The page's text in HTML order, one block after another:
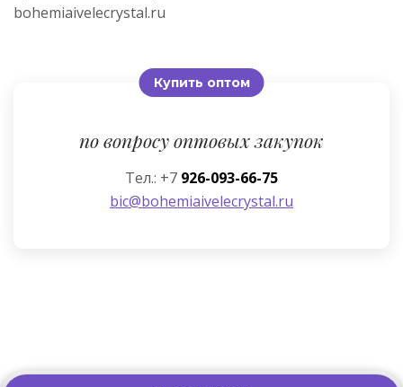
bohemiaivelecrystal.ru
Купить оптом
по вопросу оптовых закупок
Тел.: +7 926-093-66-75
bic@bohemiaivelecrystal.ru